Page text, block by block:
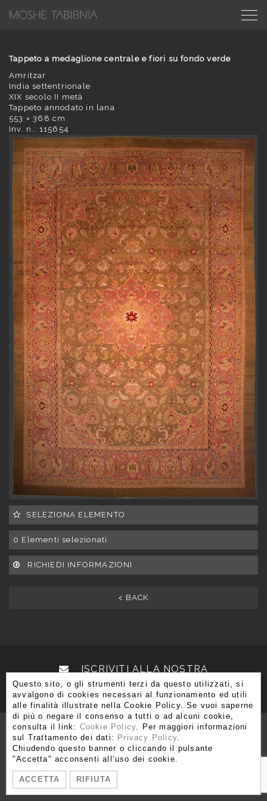
Tappeto a medaglione centrale e fiori su fondo verde
Amritzar
India settentrionale
XIX secolo II metà
Tappeto annodato in lana
553 × 368 cm
Inv. n.: 115654
SELEZIONA ELEMENTO
0 Elementi selezionati
RICHIEDI INFORMAZIONI
< BACK
ISCRIVITI ALLA NOSTRA
NEWSLETTER
Via Brera 3, 20121 Milano
T. +39 02 80 51 545 - 02 86 99 12 59 F. +39 02 80 51 549
info@moshetabibnia.com
P.IVA 03722970963
Questo sito, o gli strumenti terzi da questo utilizzati, si
avvalgono di cookies necessari al funzionamento ed utili
alle finalità illustrate nella Cookie Policy. Se vuoi saperne
di più o negare il consenso a tutti o ad alcuni cookie,
consulta il link: Cookie Policy. Per maggiori informazioni
sul Trattamento dei dati: Privacy Policy.
Chiudendo questo banner o cliccando il pulsante
"Accetta" acconsenti all’uso dei cookie.
ACCETTA RIFIUTA